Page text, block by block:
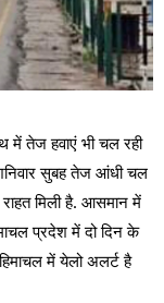
में तेज हवाएं भी चल रही
सुबह तेज आंधी चल
राहत मिली है. आसमान में
प्रदेश में दो दिन के
में येलो अलर्ट है